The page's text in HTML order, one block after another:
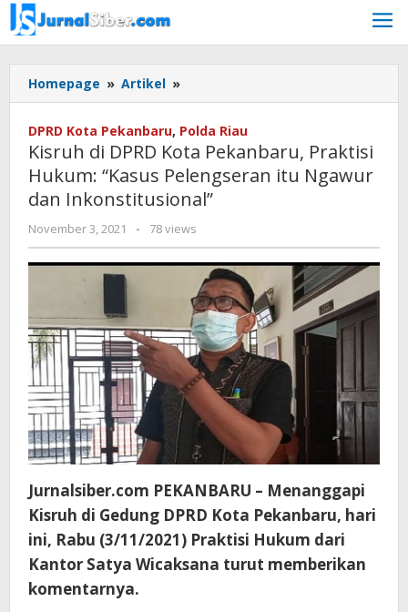
Skip
to
content
Homepage » Artikel »
di
Kota
Pekanbaru,
Praktisi
Hukum:
Pelengseran
itu
Ngawur
dan
Inkonstitusional"
DPRD Kota Pekanbaru, Polda Riau
Kisruh di DPRD Kota Pekanbaru, Praktisi
Hukum: “Kasus Pelengseran itu Ngawur
dan Inkonstitusional”
November 3, 2021
by
Jurnalsiber
- 78 views
Jurnalsiber.com PEKANBARU – Menanggapi
Kisruh di Gedung DPRD Kota Pekanbaru, hari
ini, Rabu (3/11/2021) Praktisi Hukum dari
Kantor Satya Wicaksana turut memberikan
komentarnya.